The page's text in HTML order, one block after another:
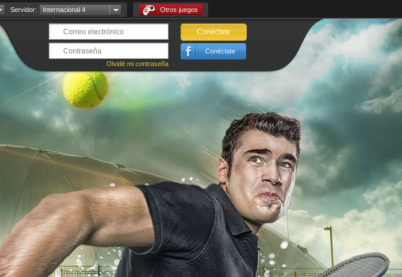
Servidor: Internacional 4 Otros juegos
Olvidé mi contraseña
Conéctate
Conéctate